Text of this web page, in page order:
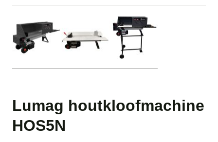
Lumag houtkloofmachine
HOS5N